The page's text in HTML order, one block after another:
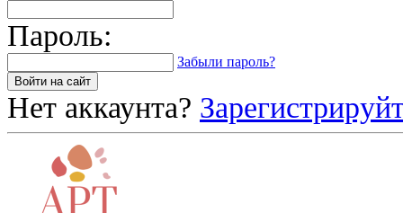
Пароль:
Забыли пароль?
Нет аккаунта?